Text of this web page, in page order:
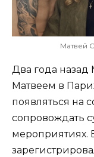
Матвей
Два года назад
Матвеем в
появляться на
сопровождать
мероприятиях.